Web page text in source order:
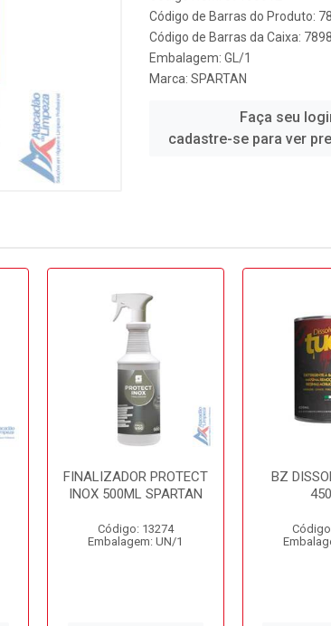
Código de Barras do Produto:
Código de Barras da Caixa:
Embalagem: GL/1
Marca: SPARTAN
Faça seu
cadastre-se para ver
FINALIZADOR PROTECT
INOX 500ML SPARTAN
Código: 13274
Embalagem: UN/1
BZ